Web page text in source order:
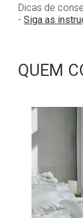
Dicas de
- Siga as
QUEM